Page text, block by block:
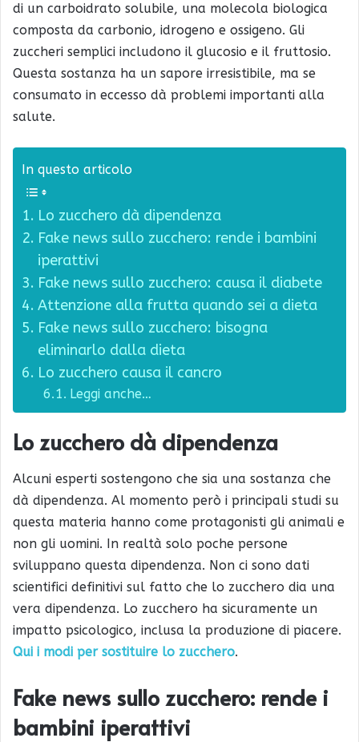
di un carboidrato solubile, una molecola biologica
composta da carbonio, idrogeno e ossigeno. Gli
zuccheri semplici includono il glucosio e il fruttosio.
Questa sostanza ha un sapore irresistibile, ma se
consumato in eccesso dà problemi importanti alla
salute.
In questo articolo
Lo zucchero dà dipendenza
Fake news sullo zucchero: rende i bambini
iperattivi
Fake news sullo zucchero: causa il diabete
Attenzione alla frutta quando sei a dieta
Fake news sullo zucchero: bisogna
eliminarlo dalla dieta
Lo zucchero causa il cancro
Leggi anche…
Lo zucchero dà dipendenza
Alcuni esperti sostengono che sia una sostanza che
dà dipendenza. Al momento però i principali studi su
questa materia hanno come protagonisti gli animali e
non gli uomini. In realtà solo poche persone
sviluppano questa dipendenza. Non ci sono dati
scientifici definitivi sul fatto che lo zucchero dia una
vera dipendenza. Lo zucchero ha sicuramente un
impatto psicologico, inclusa la produzione di piacere.
Qui i modi per sostituire lo zucchero.
Fake news sullo zucchero: rende i
bambini iperattivi